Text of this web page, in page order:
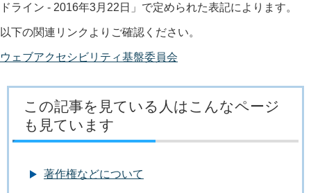
ドライン - 2016年3月22日」で定められた表記によります。
以下の関連リンクよりご確認ください。
ウェブアクセシビリティ基盤委員会
この記事を見ている人はこんなページ
も見ています
著作権などについて